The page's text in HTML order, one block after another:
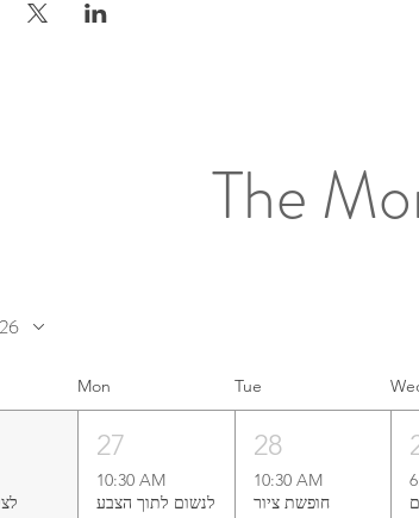
The
Mon Tue
27
10:30 AM
לנשום‭ ‬לתוך‭ ‬הצבע
28
10:30 AM
חופשת ציור